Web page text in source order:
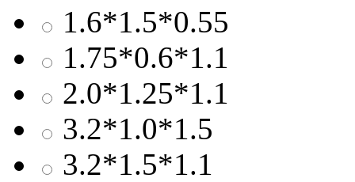
1.6*1.5*0.55
1.75*0.6*1.1
2.0*1.25*1.1
3.2*1.0*1.5
3.2*1.5*1.1